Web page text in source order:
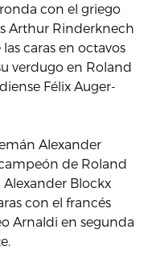
con el griego
Arthur Rinderknech
caras en octavos
verdugo en Roland
Félix Auger-
Alexander
de Roland
Alexander Blockx
con el francés
Arnaldi en segunda